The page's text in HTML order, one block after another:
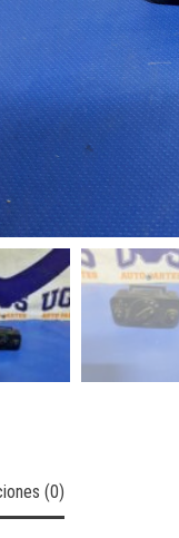
(0)